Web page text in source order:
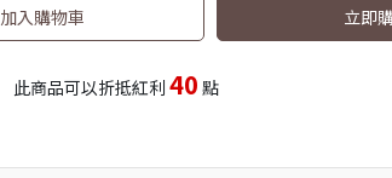
加入購物車 立即
此商品可以折抵紅利 40 點